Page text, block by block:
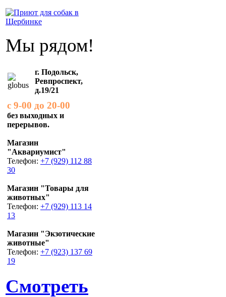
Мы рядом!
г. Подольск,
Ревпроспект,
д.19/21
с 9-00 до 20-00
без выходных и
перерывов.
Магазин
"Аквариумист"
Телефон: +7 (929) 112 88
30
Магазин "Товары для
животных"
Телефон: +7 (929) 113 14
13
Магазин "Экзотические
животные"
Телефон: +7 (923) 137 69
19
Смотреть